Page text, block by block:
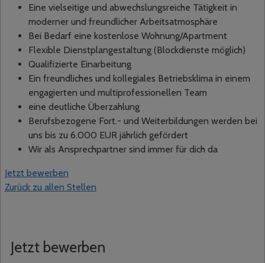
Eine vielseitige und abwechslungsreiche Tätigkeit in
moderner und freundlicher Arbeitsatmosphäre
Bei Bedarf eine kostenlose Wohnung/Apartment
Flexible Dienstplangestaltung (Blockdienste möglich)
Qualifizierte Einarbeitung
Ein freundliches und kollegiales Betriebsklima in einem
engagierten und multiprofessionellen Team
eine deutliche Überzahlung
Berufsbezogene Fort.- und Weiterbildungen werden bei
uns bis zu 6.000 EUR jährlich gefördert
Wir als Ansprechpartner sind immer für dich da
Jetzt bewerben
Zurück zu allen Stellen
Jetzt bewerben